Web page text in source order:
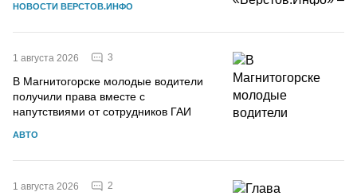
НОВОСТИ ВЕРСТОВ.ИНФО
1 августа 2026 3
В Магнитогорске молодые водители
получили права вместе с
напутствиями от сотрудников ГАИ
АВТО
1 августа 2026 2